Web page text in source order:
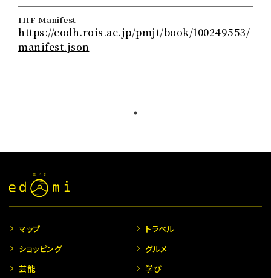
IIIF Manifest
https://codh.rois.ac.jp/pmjt/book/100249553/
manifest.json
マップ
トラベル
ショッピング
グルメ
芸能
学び